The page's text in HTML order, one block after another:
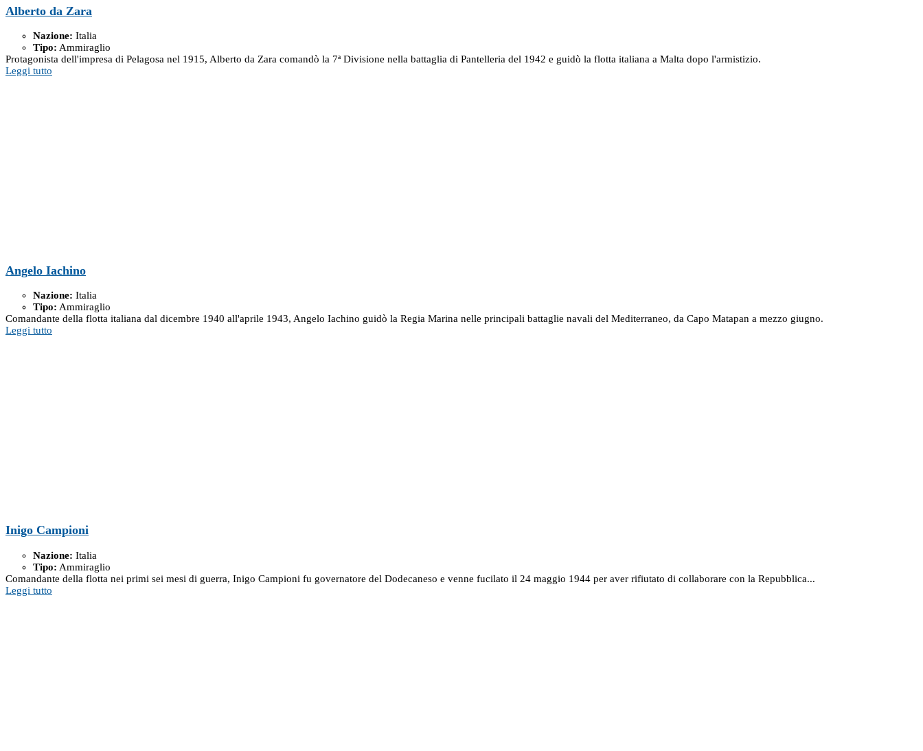
Alberto da Zara
Nazione: Italia
Tipo: Ammiraglio
Protagonista dell'impresa di Pelagosa nel 1915, Alberto da Zara comandò la 7ª Divisione nella battaglia di Pantelleria del 1942 e guidò la flotta italiana a Malta dopo l'armistizio.
Leggi tutto
Angelo Iachino
Nazione: Italia
Tipo: Ammiraglio
Comandante della flotta italiana dal dicembre 1940 all'aprile 1943, Angelo Iachino guidò la Regia Marina nelle principali battaglie navali del Mediterraneo, da Capo Matapan a mezzo giugno.
Leggi tutto
Inigo Campioni
Nazione: Italia
Tipo: Ammiraglio
Comandante della flotta nei primi sei mesi di guerra, Inigo Campioni fu governatore del Dodecaneso e venne fucilato il 24 maggio 1944 per aver rifiutato di collaborare con la Repubblica...
Leggi tutto